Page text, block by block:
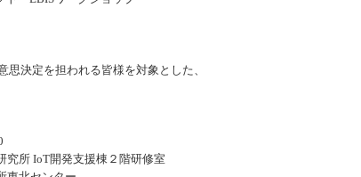
決定を担われる皆様を対象とした、
所 IoT開発支援棟２階研修室